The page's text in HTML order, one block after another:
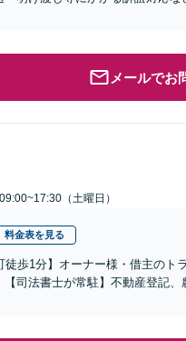
メールでお
（土曜日）
料金表を見る
徒歩1分】オーナー様・借主のト
司法書士が常駐】不動産登記